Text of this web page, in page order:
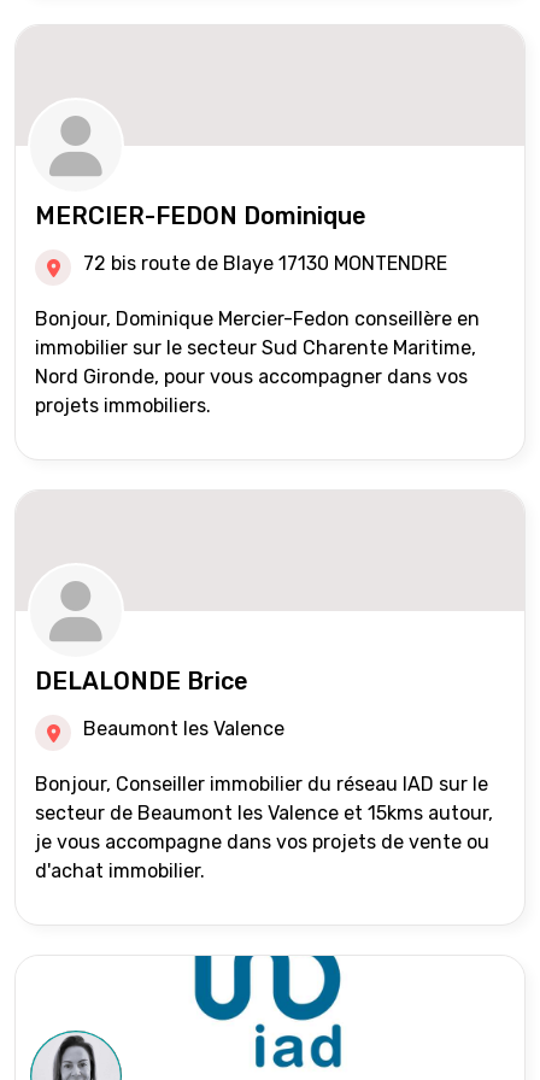
MERCIER-FEDON Dominique
72 bis route de Blaye 17130 MONTENDRE
Bonjour, Dominique Mercier-Fedon conseillère en
immobilier sur le secteur Sud Charente Maritime,
Nord Gironde, pour vous accompagner dans vos
projets immobiliers.
DELALONDE Brice
Beaumont les Valence
Bonjour, Conseiller immobilier du réseau IAD sur le
secteur de Beaumont les Valence et 15kms autour,
je vous accompagne dans vos projets de vente ou
d'achat immobilier.